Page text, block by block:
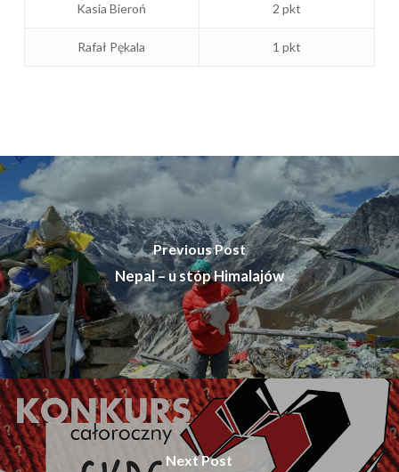
Kasia Bieroń 2 pkt
Rafał Pękala 1 pkt
Previous Post
Nepal – u stóp Himalajów
Next Post